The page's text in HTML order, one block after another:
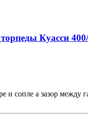
Куасси
и сопле а зазор